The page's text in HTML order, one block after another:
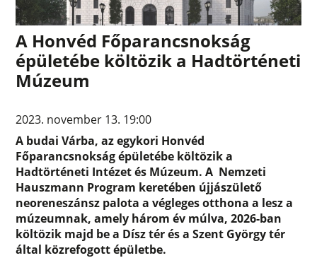
A Honvéd Főparancsnokság
épületébe költözik a Hadtörténeti
Múzeum
2023. november 13. 19:00
A budai Várba, az egykori Honvéd
Főparancsnokság épületébe költözik a
Hadtörténeti Intézet és Múzeum. A Nemzeti
Hauszmann Program keretében újjászülető
neoreneszánsz palota a végleges otthona a lesz a
múzeumnak, amely három év múlva, 2026-ban
költözik majd be a Dísz tér és a Szent György tér
által közrefogott épületbe.